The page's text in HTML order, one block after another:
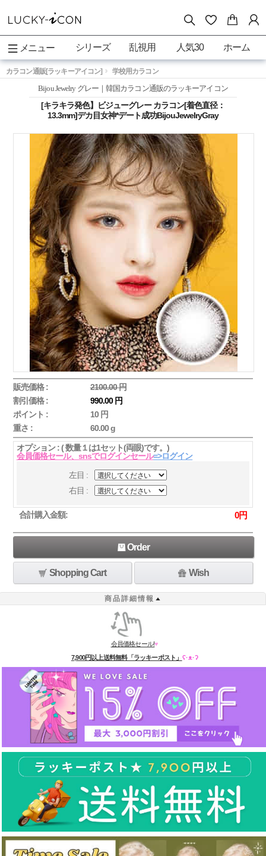
メニュー シリーズ 乱視用 人気30 ホーム
カラコン通販[ラッキーアイコン] 学校用カラコン
Bijou Jewelry グレー｜韓国カラコン通販のラッキーアイコン
[キラキラ発色】ビジューグレー カラコン[着色直径：
13.3mm]デカ目女神*デート成功BijouJewelryGray
販売価格 :
2100.00 円
割引価格 :
990.00 円
ポイント :
10 円
重さ :
60.00 g
オプション : ( 数量１は1セット(両眼)です。)
会員価格セール、snsでログインセール=>ログイン
左目 :
右目 :
合計購入金額: 0円
Order
Shopping Cart Wish
商品詳細情報
会員価格セール!♥
7,900円以上送料無料「ラッキーポスト」 ʕ·ᴥ·ʔ